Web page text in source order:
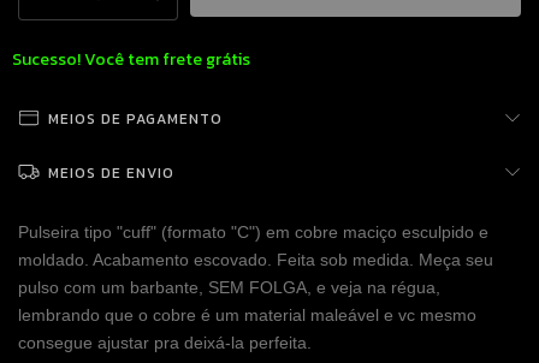
Sucesso! Você tem frete grátis
MEIOS DE PAGAMENTO
MEIOS DE ENVIO
Pulseira tipo "cuff" (formato "C") em cobre maciço esculpido e
moldado. Acabamento escovado. Feita sob medida. Meça seu
pulso com um barbante, SEM FOLGA, e veja na régua,
lembrando que o cobre é um material maleável e vc mesmo
consegue ajustar pra deixá-la perfeita.